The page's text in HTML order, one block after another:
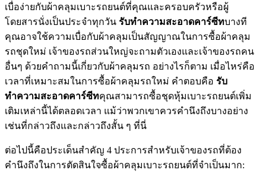
เบื่อง่ายกับผ้าคลุมเบาะรถยนต์ที่คุณและครอบครัวหรือผู้
โดยสารนั่งเป็นประจำทุกวัน รับทำความสะอาดคาร์ซีทบางที
คุณอาจใช้ความเบื่อกับผ้าคลุมเป็นสัญญาณในการซื้อผ้าคลุม
รถชุดใหม่ เจ้าของรถส่วนใหญ่จะถามตัวเองและเจ้าของรถคน
อื่นๆ ด้วยคำถามนี้เกี่ยวกับผ้าคลุมรถ อย่างไรก็ตาม เมื่อไหร่คือ
เวลาที่เหมาะสมในการซื้อผ้าคลุมรถใหม่ คำตอบคือ รับ
ทำความสะอาดคาร์ซีทคุณสามารถซื้อชุดหุ้มเบาะรถยนต์เพิ่ม
เติมเหล่านี้ได้ตลอดเวลา แม้ว่าพวกเขาควรคำนึงถึงบางอย่าง
เช่นที่กล่าวถึงและกล่าวถึงสั้น ๆ ที่นี่
ต่อไปนี้คือประเด็นสำคัญ 4 ประการสำหรับเจ้าของรถที่ต้อง
คำนึงถึงในการตัดสินใจซื้อผ้าคลุมเบาะรถยนต์ที่จำเป็นมาก: